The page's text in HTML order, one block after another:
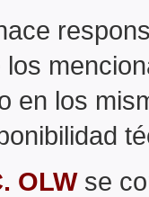
en los
OLWse